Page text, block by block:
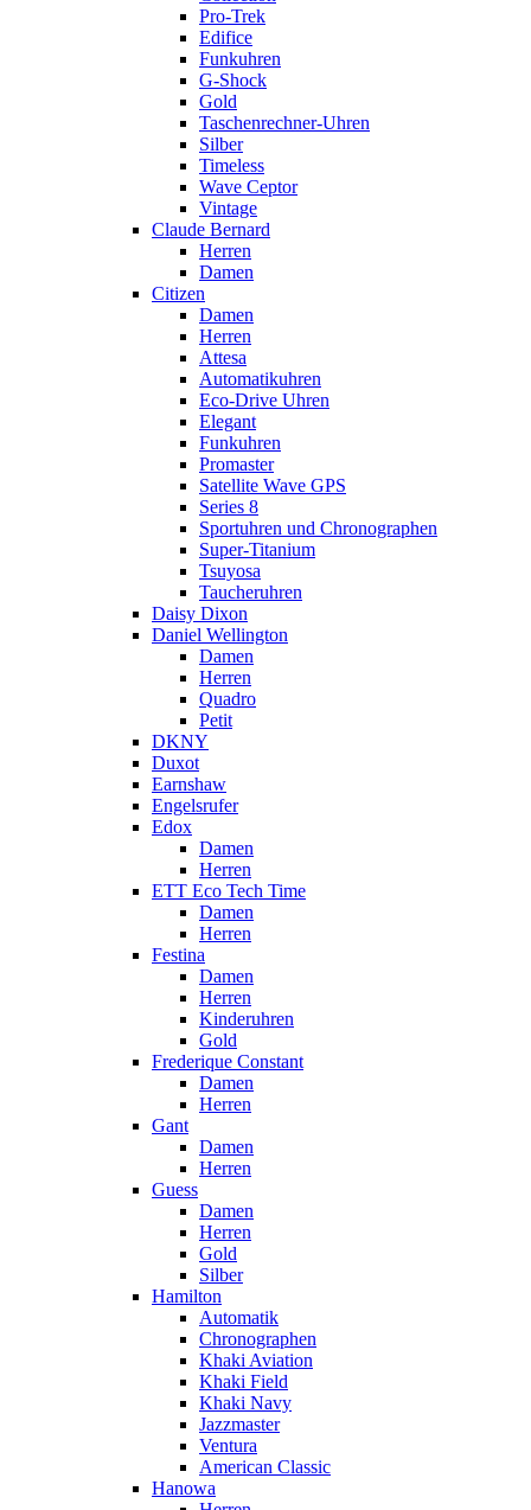
Pro-Trek
Edifice
Funkuhren
G-Shock
Gold
Taschenrechner-Uhren
Silber
Timeless
Wave Ceptor
Vintage
Claude Bernard
Herren
Damen
Citizen
Damen
Herren
Attesa
Automatikuhren
Eco-Drive Uhren
Elegant
Funkuhren
Promaster
Satellite Wave GPS
Series 8
Sportuhren und Chronographen
Super-Titanium
Tsuyosa
Taucheruhren
Daisy Dixon
Daniel Wellington
Damen
Herren
Quadro
Petit
DKNY
Duxot
Earnshaw
Engelsrufer
Edox
Damen
Herren
ETT Eco Tech Time
Damen
Herren
Festina
Damen
Herren
Kinderuhren
Gold
Frederique Constant
Damen
Herren
Gant
Damen
Herren
Guess
Damen
Herren
Gold
Silber
Hamilton
Automatik
Chronographen
Khaki Aviation
Khaki Field
Khaki Navy
Jazzmaster
Ventura
American Classic
Hanowa